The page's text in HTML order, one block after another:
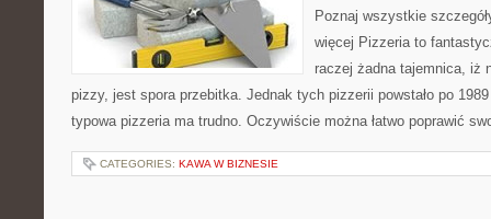
Poznaj wszystkie
więcej Pizzeria to
raczej żadna tajemnica, iż
pizzy, jest spora przebitka. Jednak tych pizzerii powstało po
typowa pizzeria ma trudno. Oczywiście można łatwo poprawić
CATEGORIES: KAWA W BIZNESIE